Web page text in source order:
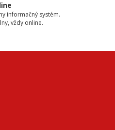
informačný systém.
vždy online.